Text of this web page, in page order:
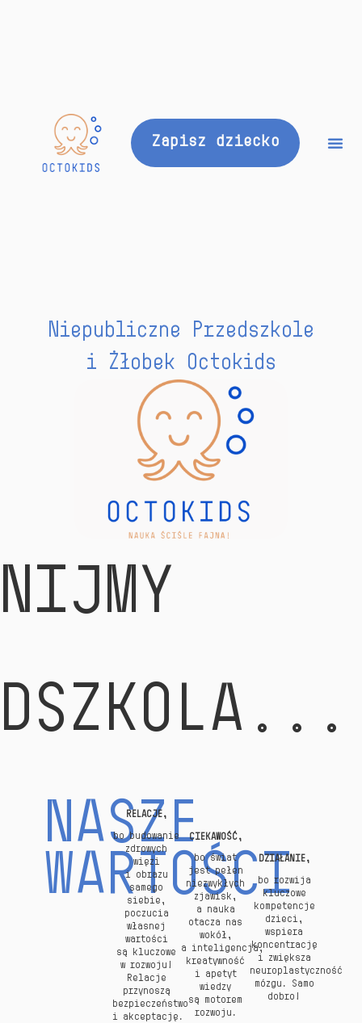
Zapisz dziecko
Niepubliczne Przedszkole
i Żłobek Octokids
NASZE
WARTOŚCI
RELACJE,
bo budowanie
zdrowych
więzi
i obrazu
samego
siebie,
poczucia
własnej
wartości
są kluczowe
w rozwoju!
Relacje
przynoszą
bezpieczeństwo
i akceptację.
CIEKAWOŚĆ,
bo świat
jest pełen
niezwykłych
zjawisk,
a nauka
otacza nas
wokół,
a inteligencja,
kreatywność
i apetyt
wiedzy
są motorem
rozwoju.
DZIAŁANIE,
bo rozwija
kluczowe
kompetencje
dzieci,
wspiera
koncentrację
i zwiększa
neuroplastyczność
mózgu. Samo
dobro!